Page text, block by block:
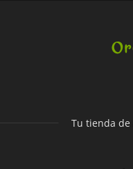
Tu tienda